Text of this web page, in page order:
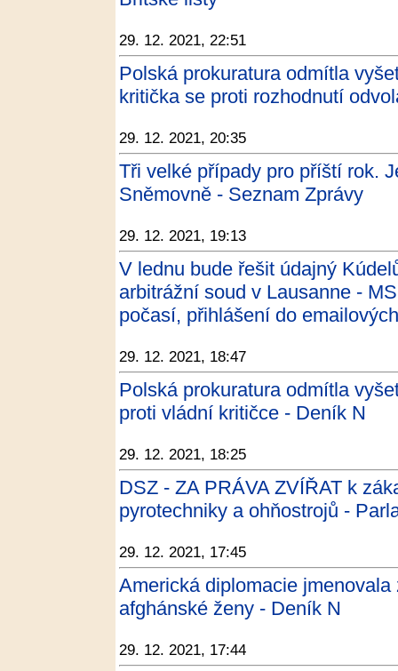
29. 12. 2021, 22:51
Polská prokuratura odmítla
kritička se proti rozhodnutí
29. 12. 2021, 20:35
Tři velké případy pro příští rok.
Sněmovně - Seznam Zprávy
29. 12. 2021, 19:13
V lednu bude řešit údajný
arbitrážní soud v Lausanne -
počasí, přihlášení do
29. 12. 2021, 18:47
Polská prokuratura odmítla
proti vládní kritičce - Deník N
29. 12. 2021, 18:25
DSZ - ZA PRÁVA ZVÍŘAT k
pyrotechniky a ohňostrojů -
29. 12. 2021, 17:45
Americká diplomacie
afghánské ženy - Deník N
29. 12. 2021, 17:44